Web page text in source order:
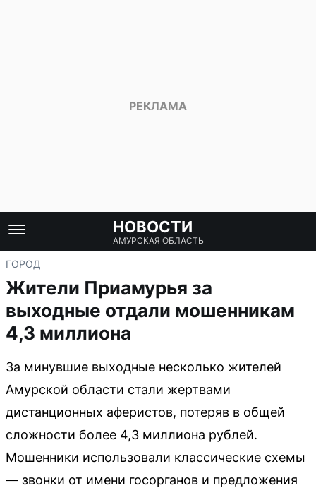
НОВОСТИ
АМУРСКАЯ ОБЛАСТЬ
ГОРОД
Жители Приамурья за
выходные отдали мошенникам
4,3 миллиона
За минувшие выходные несколько жителей
Амурской области стали жертвами
дистанционных аферистов, потеряв в общей
сложности более 4,3 миллиона рублей.
Мошенники использовали классические схемы
— звонки от имени госорганов и предложения